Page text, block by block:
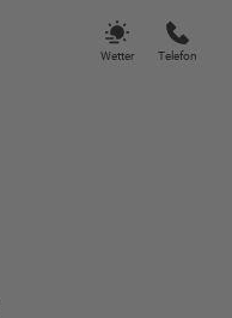
Wetter Telefon